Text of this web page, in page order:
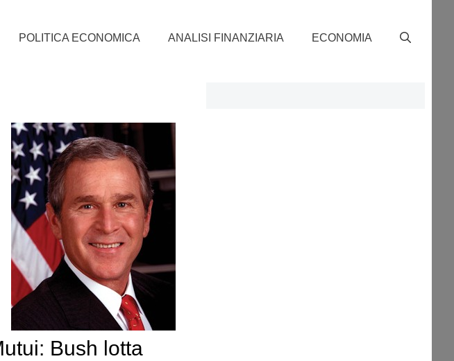
POLITICA ECONOMICA ANALISI FINANZIARIA ECONOMIA
Bush lotta